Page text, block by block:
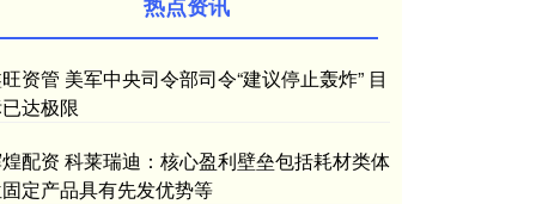
资管 美军中央司令部司令“建议停止轰炸” 目
达极限
配资 科莱瑞迪：核心盈利壁垒包括耗材类体
定产品具有先发优势等